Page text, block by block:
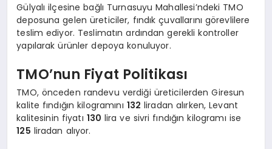
Gülyalı ilçesine bağlı Turnasuyu Mahallesi’ndeki TMO
deposuna gelen üreticiler, fındık çuvallarını görevlilere
teslim ediyor. Teslimatın ardından gerekli kontroller
yapılarak ürünler depoya konuluyor.
TMO’nun Fiyat Politikası
TMO, önceden randevu verdiği üreticilerden Giresun
kalite fındığın kilogramını 132 liradan alırken, Levant
kalitesinin fiyatı 130 lira ve sivri fındığın kilogramı ise
125 liradan alıyor.